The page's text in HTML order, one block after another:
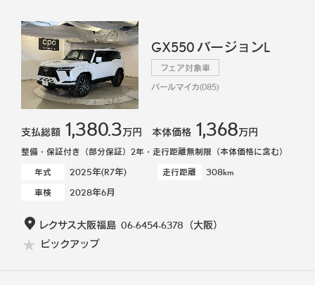
GX550 バージョンL
フェア対象車
パールマイカ(085)
支払総額 1,380.3万円 本体価格 1,368万円
整備・保証付き（部分保証）2年・走行距離無制限（本体価格に含む）
年式
2025年(R7年) 走行距離 308km
車検 2028年6月
レクサス大阪福島 06-6454-6378 （大阪）
ピックアップ